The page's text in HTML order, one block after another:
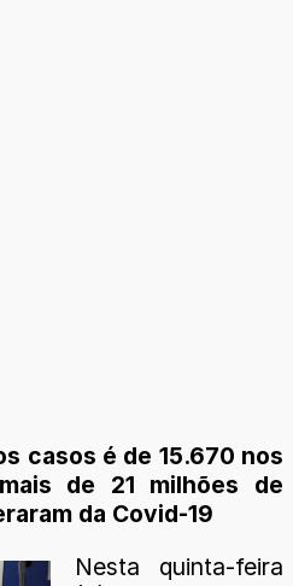
casos é de 15.670 nos
de 21 milhões de
da Covid-19
Nesta quinta-feira